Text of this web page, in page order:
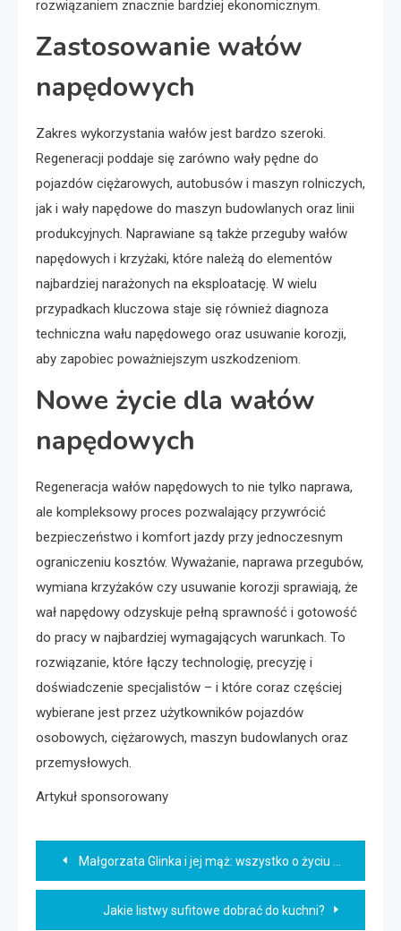
rozwiązaniem znacznie bardziej ekonomicznym.
Zastosowanie wałów
napędowych
Zakres wykorzystania wałów jest bardzo szeroki.
Regeneracji poddaje się zarówno wały pędne do
pojazdów ciężarowych, autobusów i maszyn rolniczych,
jak i wały napędowe do maszyn budowlanych oraz linii
produkcyjnych. Naprawiane są także przeguby wałów
napędowych i krzyżaki, które należą do elementów
najbardziej narażonych na eksploatację. W wielu
przypadkach kluczowa staje się również diagnoza
techniczna wału napędowego oraz usuwanie korozji,
aby zapobiec poważniejszym uszkodzeniom.
Nowe życie dla wałów
napędowych
Regeneracja wałów napędowych to nie tylko naprawa,
ale kompleksowy proces pozwalający przywrócić
bezpieczeństwo i komfort jazdy przy jednoczesnym
ograniczeniu kosztów. Wyważanie, naprawa przegubów,
wymiana krzyżaków czy usuwanie korozji sprawiają, że
wał napędowy odzyskuje pełną sprawność i gotowość
do pracy w najbardziej wymagających warunkach. To
rozwiązanie, które łączy technologię, precyzję i
doświadczenie specjalistów – i które coraz częściej
wybierane jest przez użytkowników pojazdów
osobowych, ciężarowych, maszyn budowlanych oraz
przemysłowych.
Artykuł sponsorowany
Nawigacja
wpisu
Małgorzata Glinka i jej mąż: wszystko o życiu prywatnym
Jakie listwy sufitowe dobrać do kuchni?